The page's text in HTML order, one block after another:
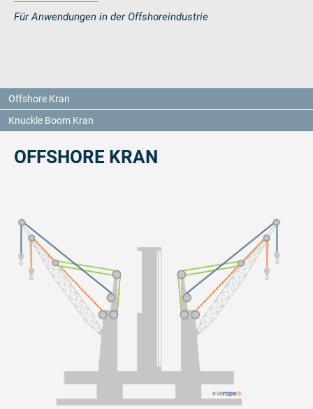
Für Anwendungen in der Offshoreindustrie
OFFSHORE KRAN
Offshore Kran
Knuckle Boom Kran